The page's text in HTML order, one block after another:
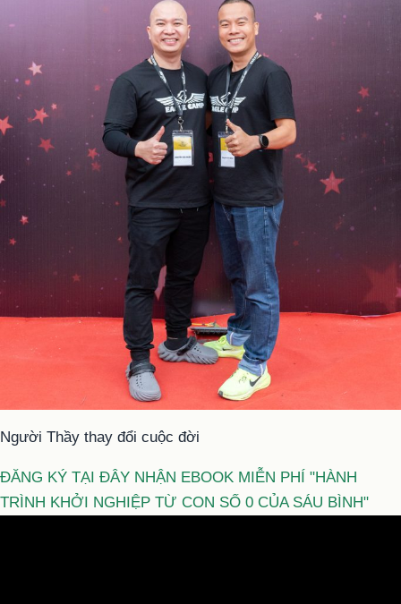
Người Thầy thay đổi cuộc đời
ĐĂNG KÝ TẠI ĐÂY NHẬN EBOOK MIỄN PHÍ "HÀNH
TRÌNH KHỞI NGHIỆP TỪ CON SỐ 0 CỦA SÁU BÌNH"